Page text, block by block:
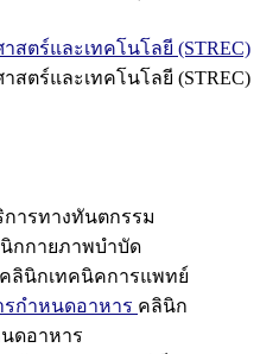
สตร์และเทคโนโลยี (STREC)
สตร์และเทคโนโลยี (STREC)
การทางทันตกรรม
กกายภาพบำบัด
คลินิกเทคนิคการแพทย์
กำหนดอาหาร คลินิก
ดอาหาร